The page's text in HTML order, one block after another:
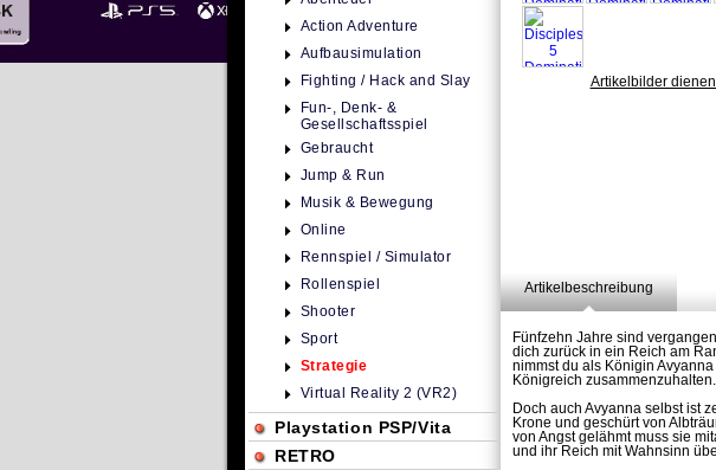
Artikelbilder
Artikelbeschreibung
Fünfzehn Jahre sind
dich zurück in ein Reich am
nimmst du als Königin
Königreich zusammenzuhalten.
Doch auch Avyanna selbst ist
Krone und geschürt von
von Angst gelähmt muss sie
und ihr Reich mit Wahnsinn
Action Adventure
Aufbausimulation
Fighting / Hack and Slay
Fun-, Denk- &
Gesellschaftsspiel
Gebraucht
Jump & Run
Musik & Bewegung
Online
Rennspiel / Simulator
Rollenspiel
Shooter
Sport
Strategie
Virtual Reality 2 (VR2)
Playstation PSP/Vita
RETRO